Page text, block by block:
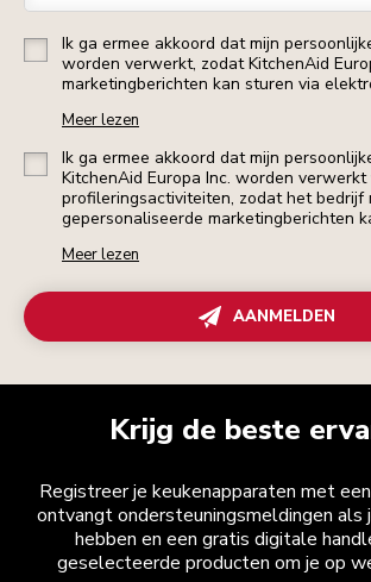
Ik ga ermee akkoord dat mijn
worden verwerkt, zodat KitchenAid
marketingberichten kan sturen via
Meer lezen
Ik ga ermee akkoord dat mijn
KitchenAid Europa Inc. worden verwerkt
profileringsactiviteiten, zodat het bedrijf
gepersonaliseerde marketingberichten
Meer lezen
AANMELDEN
Krijg de beste
Registreer je keukenapparaten met
ontvangt ondersteuningsmeldingen als
hebben en een gratis digitale
geselecteerde producten om je op